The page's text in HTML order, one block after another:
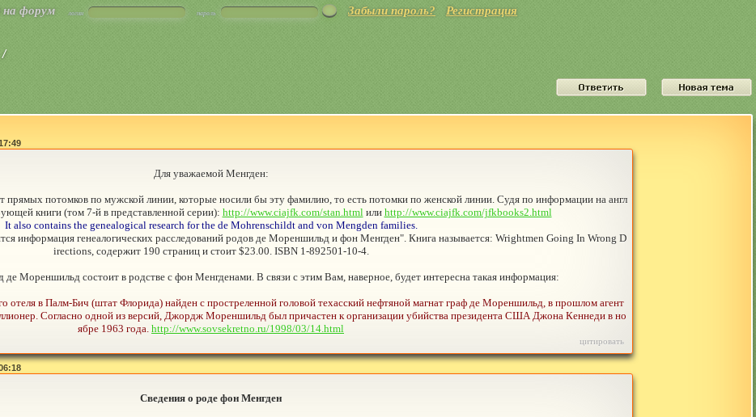
на форум логин пароль Забыли пароль? Регистрация
/
Для уважаемой Менгден:
прямых потомков по мужской линии, которые носили бы эту фамилию, то есть потомки по женской линии. Судя по информации на англ
книги (том 7-й в представленной серии): http://www.ciajfk.com/stan.htmlили http://www.ciajfk.com/jfkbooks2.html
It also contains the genealogical research for the de Mohrenschildt and von Mengden families.
информация генеалогических расследований родов де Мореншильд и фон Менгден". Книга называется: Wrightmen Going In Wrong D
irections, содержит 190 страниц и стоит $23.00. ISBN 1-892501-10-4.
де Мореншильд состоит в родстве с фон Менгденами. В связи с этим Вам, наверное, будет интересна такая информация:
отеля в Палм-Бич (штат Флорида) найден с простреленной головой техасский нефтяной магнат граф де Мореншильд, в прошлом агент
Согласно одной из версий, Джордж Мореншильд был причастен к организации убийства президента США Джона Кеннеди в но
ябре 1963 года. http://www.sovsekretno.ru/1998/03/14.html
цитировать
Сведения о роде фон Менгден